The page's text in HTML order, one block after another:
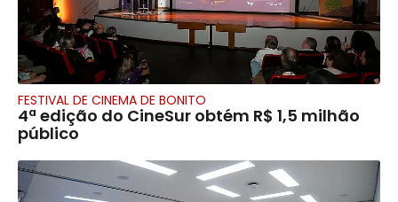
FESTIVAL DE CINEMA DE BONITO
4ª edição do CineSur obtém R$ 1,5 milhão
público